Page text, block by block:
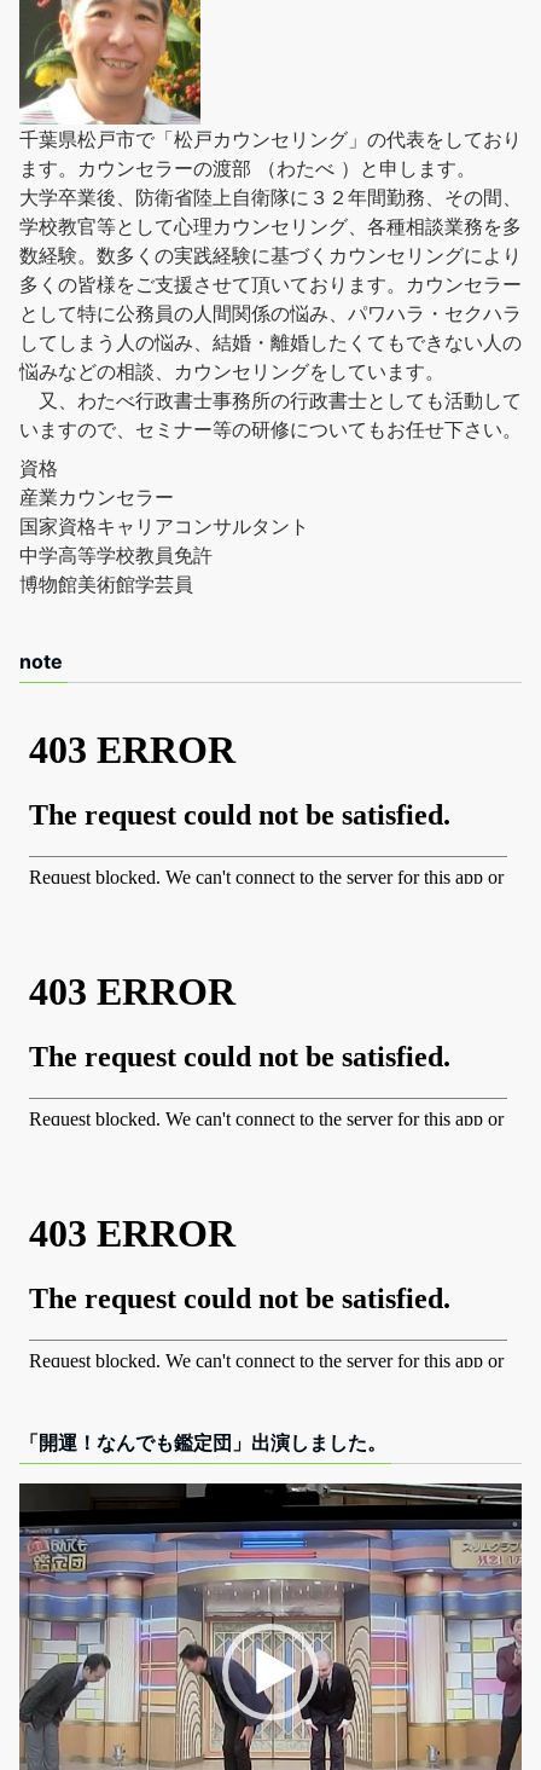
千葉県松戸市で「松戸カウンセリング」の代表をしており
ます。カウンセラーの渡部 （わたべ ）と申します。
大学卒業後、防衛省陸上自衛隊に３２年間勤務、その間、
学校教官等として心理カウンセリング、各種相談業務を多
数経験。数多くの実践経験に基づくカウンセリングにより
多くの皆様をご支援させて頂いております。カウンセラー
として特に公務員の人間関係の悩み、パワハラ・セクハラ
してしまう人の悩み、結婚・離婚したくてもできない人の
悩みなどの相談、カウンセリングをしています。
又、わたべ行政書士事務所の行政書士としても活動して
いますので、セミナー等の研修についてもお任せ下さい。
資格
産業カウンセラー
国家資格キャリアコンサルタント
中学高等学校教員免許
博物館美術館学芸員
note
「開運！なんでも鑑定団」出演しました。
画
プ
レ
ー
ヤ
ー